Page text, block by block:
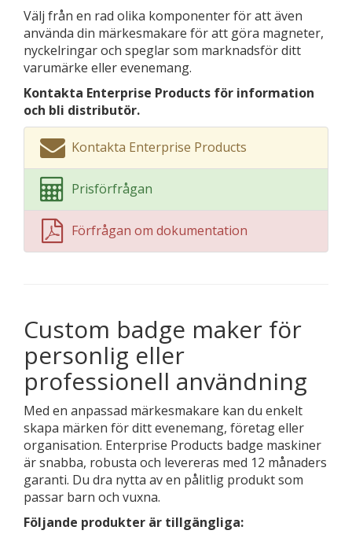
Välj från en rad olika komponenter för att även
använda din märkesmakare för att göra magneter,
nyckelringar och speglar som marknadsför ditt
varumärke eller evenemang.
Kontakta Enterprise Products för information
och bli distributör.
Kontakta Enterprise Products
Prisförfrågan
Förfrågan om dokumentation
Custom badge maker för
personlig eller
professionell användning
Med en anpassad märkesmakare kan du enkelt
skapa märken för ditt evenemang, företag eller
organisation. Enterprise Products badge maskiner
är snabba, robusta och levereras med 12 månaders
garanti. Du dra nytta av en pålitlig produkt som
passar barn och vuxna.
Följande produkter är tillgängliga: